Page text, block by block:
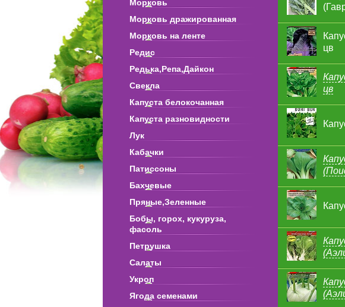
Морковь
Морковь дражированная
Морковь на ленте
Редис
Редька,Репа,Дайкон
Свекла
Капуста белокочанная
Капуста разновидности
Лук
Кабачки
Патиссоны
Бахчевые
Пряные,Зеленные
Бобы, горох, кукуруза,
фасоль
Петрушка
Салаты
Укроп
Ягода семенами
цв
цв